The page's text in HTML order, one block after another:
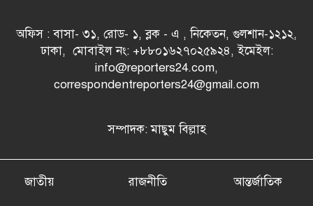
অফিস : বাসা- ৩১, রোড- ১, ব্লক - এ , নিকেতন, গুলশান-১২১২,
ঢাকা, মোবাইল নং: +৮৮০১৬২৭০২৫৯২৪, ইমেইল:
info@reporters24.com,
correspondentreporters24@gmail.com
সম্পাদক: মাছুম বিল্লাহ
জাতীয় রাজনীতি আন্তর্জাতিক